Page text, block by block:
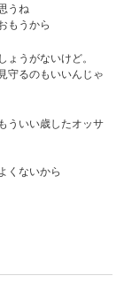
うね
もうから
ょうがないけど。
守るのもいいんじゃ
ういい歳したオッサ
くないから